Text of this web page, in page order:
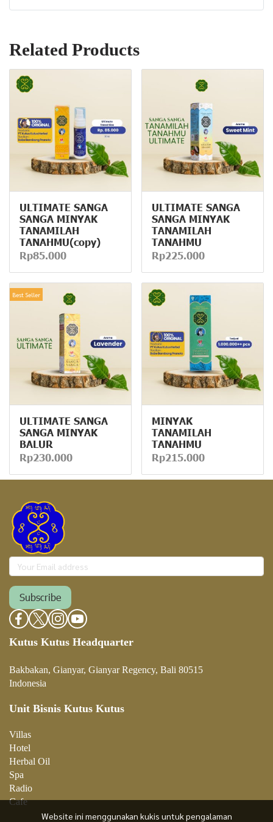
Related Products
ULTIMATE SANGA
SANGA MINYAK
TANAMILAH
TANAHMU(copy)
Rp85.000
ULTIMATE SANGA
SANGA MINYAK
TANAMILAH
TANAHMU
Rp225.000
Best Seller
ULTIMATE SANGA
SANGA MINYAK
BALUR
Rp230.000
MINYAK
TANAMILAH
TANAHMU
Rp215.000
Website ini menggunakan kukis untuk pengalaman
Subscribe
Kutus Kutus Headquarter
Bakbakan, Gianyar, Gianyar Regency, Bali 80515
Indonesia
Unit Bisnis Kutus Kutus
Villas
Hotel
Herbal Oil
Spa
Radio
Cafe